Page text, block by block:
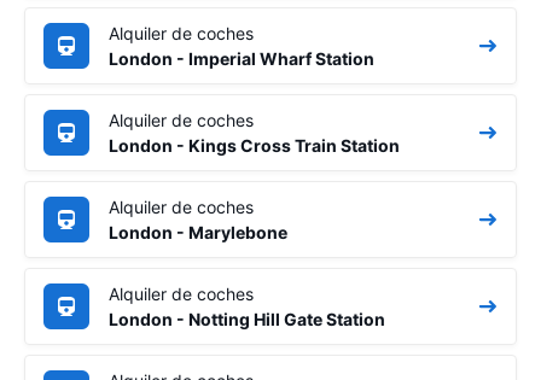
Alquiler de coches
London - Imperial Wharf Station
Alquiler de coches
London - Kings Cross Train Station
Alquiler de coches
London - Marylebone
Alquiler de coches
London - Notting Hill Gate Station